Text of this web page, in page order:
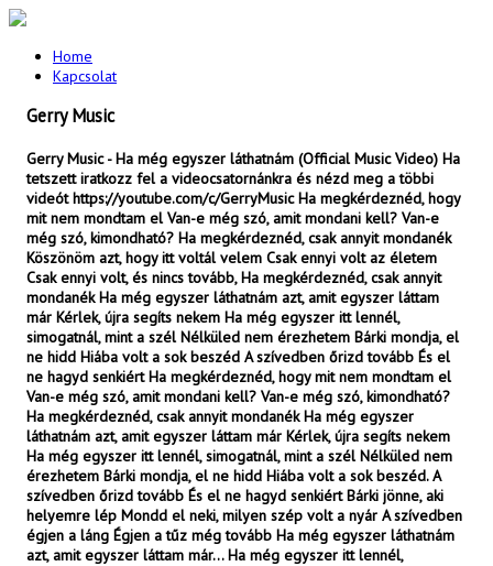
Home
Kapcsolat
Gerry Music
Gerry Music - Ha még egyszer láthatnám (Official Music Video) Ha
tetszett iratkozz fel a videocsatornánkra és nézd meg a többi
videót https://youtube.com/c/GerryMusic Ha megkérdeznéd, hogy
mit nem mondtam el Van-e még szó, amit mondani kell? Van-e
még szó, kimondható? Ha megkérdeznéd, csak annyit mondanék
Köszönöm azt, hogy itt voltál velem Csak ennyi volt az életem
Csak ennyi volt, és nincs tovább, Ha megkérdeznéd, csak annyit
mondanék Ha még egyszer láthatnám azt, amit egyszer láttam
már Kérlek, újra segíts nekem Ha még egyszer itt lennél,
simogatnál, mint a szél Nélküled nem érezhetem Bárki mondja, el
ne hidd Hiába volt a sok beszéd A szívedben őrizd tovább És el
ne hagyd senkiért Ha megkérdeznéd, hogy mit nem mondtam el
Van-e még szó, amit mondani kell? Van-e még szó, kimondható?
Ha megkérdeznéd, csak annyit mondanék Ha még egyszer
láthatnám azt, amit egyszer láttam már Kérlek, újra segíts nekem
Ha még egyszer itt lennél, simogatnál, mint a szél Nélküled nem
érezhetem Bárki mondja, el ne hidd Hiába volt a sok beszéd. A
szívedben őrizd tovább És el ne hagyd senkiért Bárki jönne, aki
helyemre lép Mondd el neki, milyen szép volt a nyár A szívedben
égjen a láng Égjen a tűz még tovább Ha még egyszer láthatnám
azt, amit egyszer láttam már... Ha még egyszer itt lennél,